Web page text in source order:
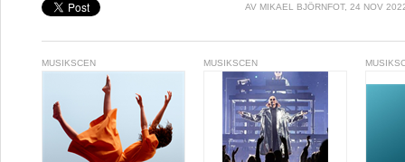
AV MIKAEL BJÖRNFOT, 24 NOV
MUSIKSCEN MUSIKSCEN